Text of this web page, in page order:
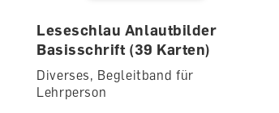
Leseschlau Anlautbilder
Basisschrift (39 Karten)
Diverses, Begleitband für
Lehrperson